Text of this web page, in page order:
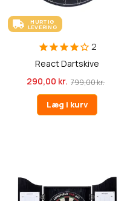
HURTIG
LEVERING
2
React Dartskive
290,00 kr. 799,00 kr.
Læg i kurv